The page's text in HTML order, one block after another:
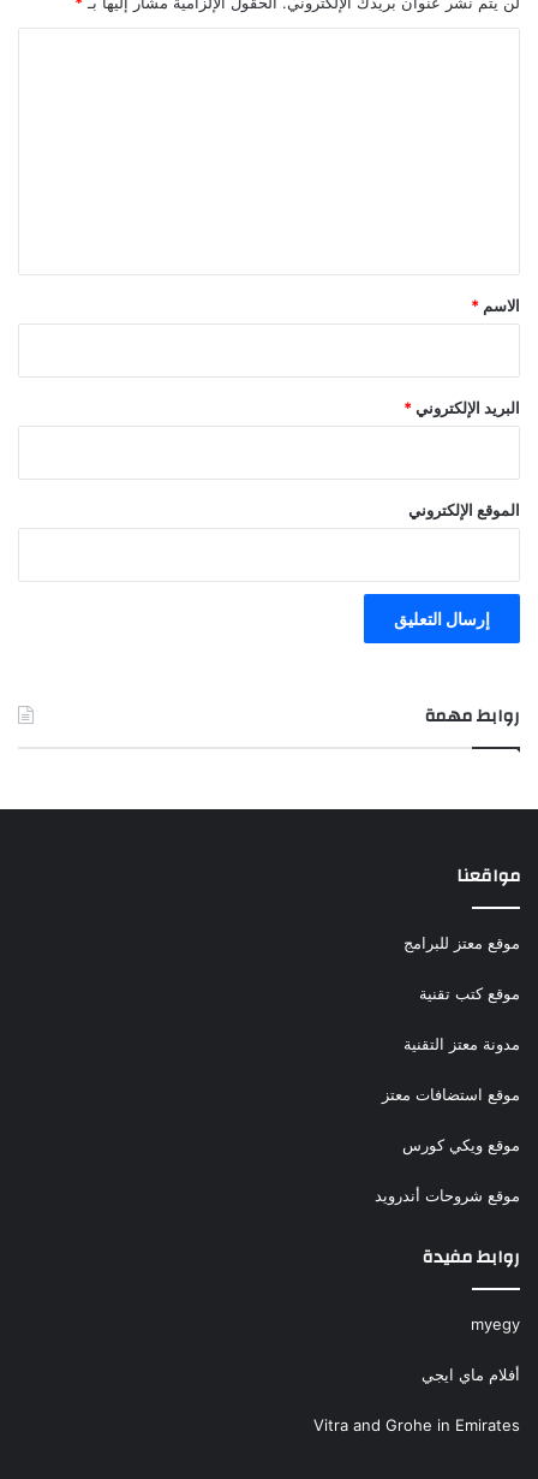
*
الاسم *
البريد الإلكتروني*
الموقع الإلكتروني
روابط مهمة
مواقعنا
موقع معتز للبرامج
موقع كتب تقنية
مدونة معتز التقنية
موقع استضافات معتز
موقع ويكي كورس
موقع شروحات أندرويد
روابط مفيدة
myegy
أفلام ماي ايجي
Vitra and Grohe in Emirates